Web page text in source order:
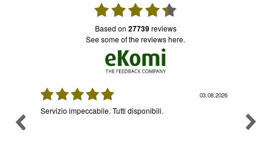
based on 27739reviews
see some of the reviews here.
03.08.2026
Servizio impeccabile. Tutti disponibili.